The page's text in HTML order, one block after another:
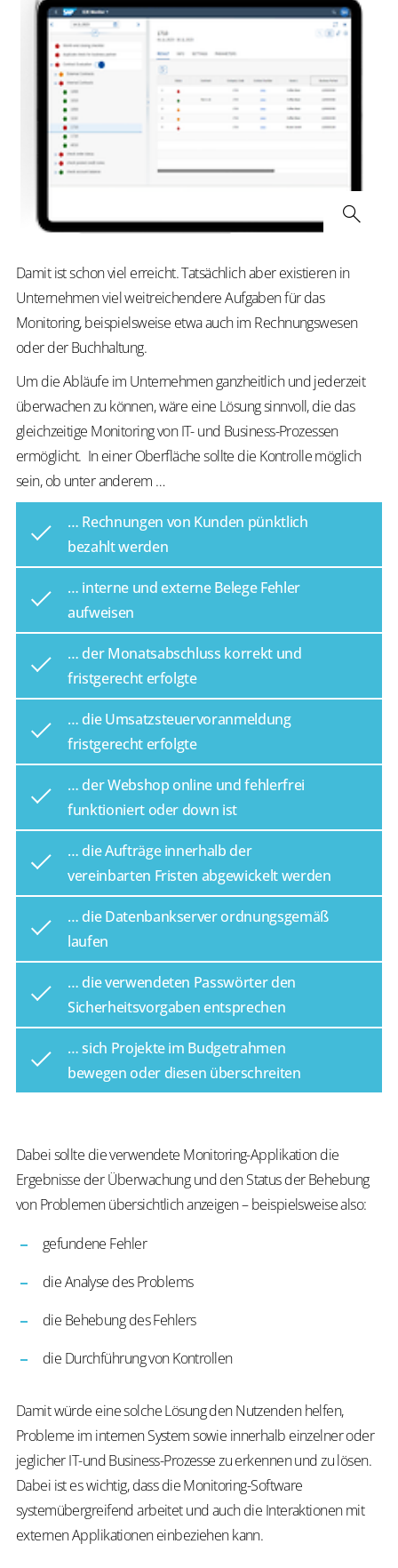
Damit ist schon viel erreicht. Tatsächlich aber existieren in
Unternehmen viel weitreichendere Aufgaben für das
Monitoring, beispielsweise etwa auch im Rechnungswesen
oder der Buchhaltung.
Um die Abläufe im Unternehmen ganzheitlich und jederzeit
überwachen zu können, wäre eine Lösung sinnvoll, die das
gleichzeitige Monitoring von IT- und Business-Prozessen
ermöglicht. In einer Oberfläche sollte die Kontrolle möglich
sein, ob unter anderem …
… Rechnungen von Kunden pünktlich
bezahlt werden
… interne und externe Belege Fehler
aufweisen
… der Monatsabschluss korrekt und
fristgerecht erfolgte
… die Umsatzsteuervoranmeldung
fristgerecht erfolgte
… der Webshop online und fehlerfrei
funktioniert oder down ist
… die Aufträge innerhalb der
vereinbarten Fristen abgewickelt werden
… die Datenbankserver ordnungsgemäß
laufen
… die verwendeten Passwörter den
Sicherheitsvorgaben entsprechen
… sich Projekte im Budgetrahmen
bewegen oder diesen überschreiten
Dabei sollte die verwendete Monitoring-Applikation die
Ergebnisse der Überwachung und den Status der Behebung
von Problemen übersichtlich anzeigen – beispielsweise also:
gefundene Fehler
die Analyse des Problems
die Behebung des Fehlers
die Durchführung von Kontrollen
Damit würde eine solche Lösung den Nutzenden helfen,
Probleme im internen System sowie innerhalb einzelner oder
jeglicher IT-und Business-Prozesse zu erkennen und zu lösen.
Dabei ist es wichtig, dass die Monitoring-Software
systemübergreifend arbeitet und auch die Interaktionen mit
externen Applikationen einbeziehen kann.